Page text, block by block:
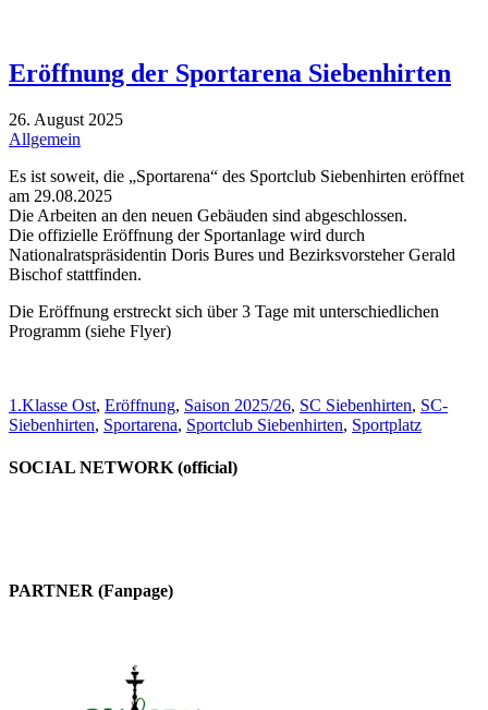
Eröffnung der Sportarena Siebenhirten
26. August 2025
Allgemein
Es ist soweit, die „Sportarena“ des Sportclub Siebenhirten eröffnet
am 29.08.2025
Die Arbeiten an den neuen Gebäuden sind abgeschlossen.
Die offizielle Eröffnung der Sportanlage wird durch
Nationalratspräsidentin Doris Bures und Bezirksvorsteher Gerald
Bischof stattfinden.
Die Eröffnung erstreckt sich über 3 Tage mit unterschiedlichen
Programm (siehe Flyer)
1.Klasse Ost, Eröffnung, Saison 2025/26, SC Siebenhirten, SC-
Siebenhirten, Sportarena, Sportclub Siebenhirten, Sportplatz
SOCIAL NETWORK (official)
PARTNER (Fanpage)